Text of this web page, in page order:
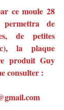
ce moule 28
de
de petites
la plaque
produit Guy
consulter :